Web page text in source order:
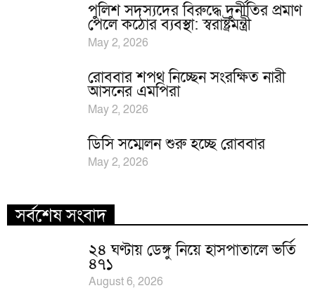
পুলিশ সদস্যদের বিরুদ্ধে দুর্নীতির প্রমাণ
পেলে কঠোর ব্যবস্থা: স্বরাষ্ট্রমন্ত্রী
May 2, 2026
রোববার শপথ নিচ্ছেন সংরক্ষিত নারী
আসনের এমপিরা
May 2, 2026
ডিসি সম্মেলন শুরু হচ্ছে রোববার
May 2, 2026
সর্বশেষ সংবাদ
২৪ ঘণ্টায় ডেঙ্গু নিয়ে হাসপাতালে ভর্তি
৪৭১
August 6, 2026